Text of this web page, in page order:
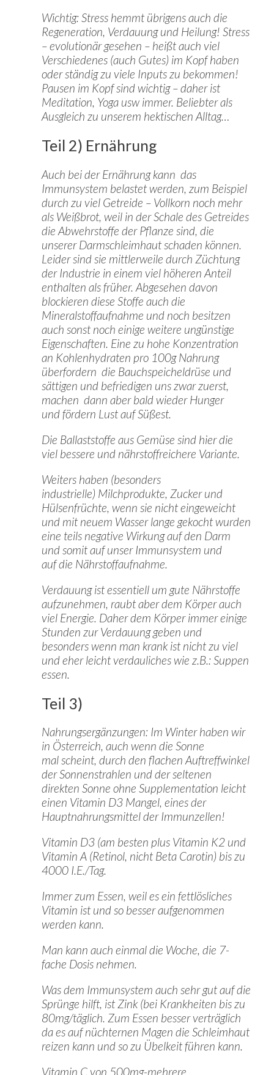
Wichtig: Stress hemmt übrigens auch die
Regeneration, Verdauung und Heilung! Stress
– evolutionär gesehen – heißt auch viel
Verschiedenes (auch Gutes) im Kopf haben
oder ständig zu viele Inputs zu bekommen!
Pausen im Kopf sind wichtig – daher ist
Meditation, Yoga usw immer. Beliebter als
Ausgleich zu unserem hektischen Alltag…
Teil 2) Ernährung
Auch bei der Ernährung kann das
Immunsystem belastet werden, zum Beispiel
durch zu viel Getreide – Vollkorn noch mehr
als Weißbrot, weil in der Schale des Getreides
die Abwehrstoffe der Pflanze sind, die
unserer Darmschleimhaut schaden können.
Leider sind sie mittlerweile durch Züchtung
der Industrie in einem viel höheren Anteil
enthalten als früher. Abgesehen davon
blockieren diese Stoffe auch die
Mineralstoffaufnahme und noch besitzen
auch sonst noch einige weitere ungünstige
Eigenschaften. Eine zu hohe Konzentration
an Kohlenhydraten pro 100g Nahrung
überfordern die Bauchspeicheldrüse und
sättigen und befriedigen uns zwar zuerst,
machen dann aber bald wieder Hunger
und fördern Lust auf Süßest.
Die Ballaststoffe aus Gemüse sind hier die
viel bessere und nährstoffreichere Variante.
Weiters haben (besonders
industrielle) Milchprodukte, Zucker und
Hülsenfrüchte, wenn sie nicht eingeweicht
und mit neuem Wasser lange gekocht wurden
eine teils negative Wirkung auf den Darm
und somit auf unser Immunsystem und
auf die Nährstoffaufnahme.
Verdauung ist essentiell um gute Nährstoffe
aufzunehmen, raubt aber dem Körper auch
viel Energie. Daher dem Körper immer einige
Stunden zur Verdauung geben und
besonders wenn man krank ist nicht zu viel
und eher leicht verdauliches wie z.B.: Suppen
essen.
Teil 3)
Nahrungsergänzungen: Im Winter haben wir
in Österreich, auch wenn die Sonne
mal scheint, durch den flachen Auftreffwinkel
der Sonnenstrahlen und der seltenen
direkten Sonne ohne Supplementation leicht
einen Vitamin D3 Mangel, eines der
Hauptnahrungsmittel der Immunzellen!
Vitamin D3 (am besten plus Vitamin K2 und
Vitamin A (Retinol, nicht Beta Carotin) bis zu
4000 I.E./Tag.
Immer zum Essen, weil es ein fettlösliches
Vitamin ist und so besser aufgenommen
werden kann.
Man kann auch einmal die Woche, die 7-
fache Dosis nehmen.
Was dem Immunsystem auch sehr gut auf die
Sprünge hilft, ist Zink (bei Krankheiten bis zu
80mg/täglich. Zum Essen besser verträglich
da es auf nüchternen Magen die Schleimhaut
reizen kann und so zu Übelkeit führen kann.
Vitamin C von 500mg-mehrere